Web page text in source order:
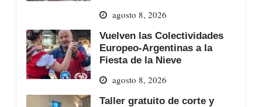
agosto 8, 2026
Vuelven las Colectividades
Europeo-Argentinas a la
Fiesta de la Nieve
agosto 8, 2026
Taller gratuito de corte y